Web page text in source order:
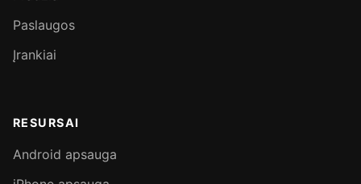
Paslaugos
Įrankiai
RESURSAI
Android apsauga